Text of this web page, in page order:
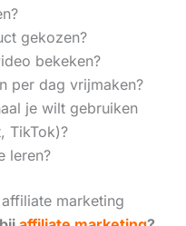
gekozen?
bekeken?
per dag vrijmaken?
je wilt gebruiken
TikTok)?
leren?
marketing